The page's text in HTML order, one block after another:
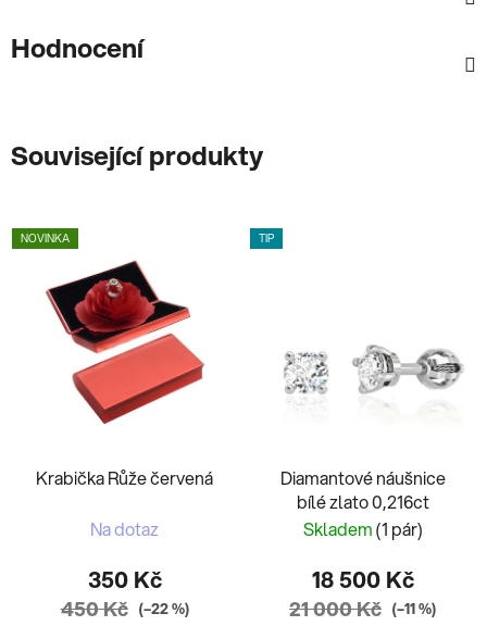
Hodnocení
Související produkty
NOVINKA
Krabička Růže červená
Na dotaz
350 Kč
450 Kč (–22 %)
TIP
Diamantové náušnice
bílé zlato 0,216ct
Skladem(1 pár)
18 500 Kč
21 000 Kč (–11 %)